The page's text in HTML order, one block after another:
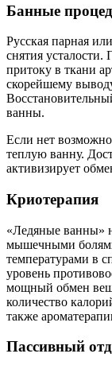
Банные
Русская парная
снятия усталости.
притоку в ткани
скорейшему
ванны.
Если нет
теплую ванну.
активизирует
Криотерапия
«Ледяные ванны»
мышечными
температурами в
уровень
мощный обмен
количество
также
Пассивный